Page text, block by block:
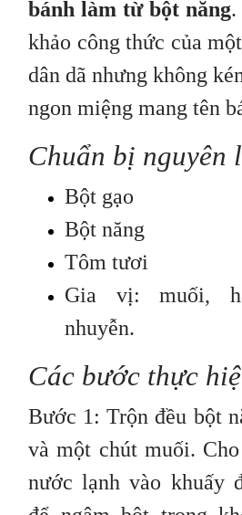
bánh làm từ bột năng.
khảo công thức của
dân dã nhưng không
ngon miệng mang tên
Chuẩn bị nguyên
Bột gạo
Bột năng
Tôm tươi
Gia vị: muối,
nhuyễn.
Các bước thực
Bước 1: Trộn đều bột
và một chút muối.
nước lạnh vào khuấy